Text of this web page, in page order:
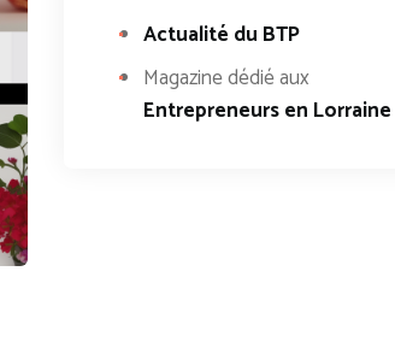
Actualité du BTP
Magazine dédié aux
Entrepreneurs en Lorraine